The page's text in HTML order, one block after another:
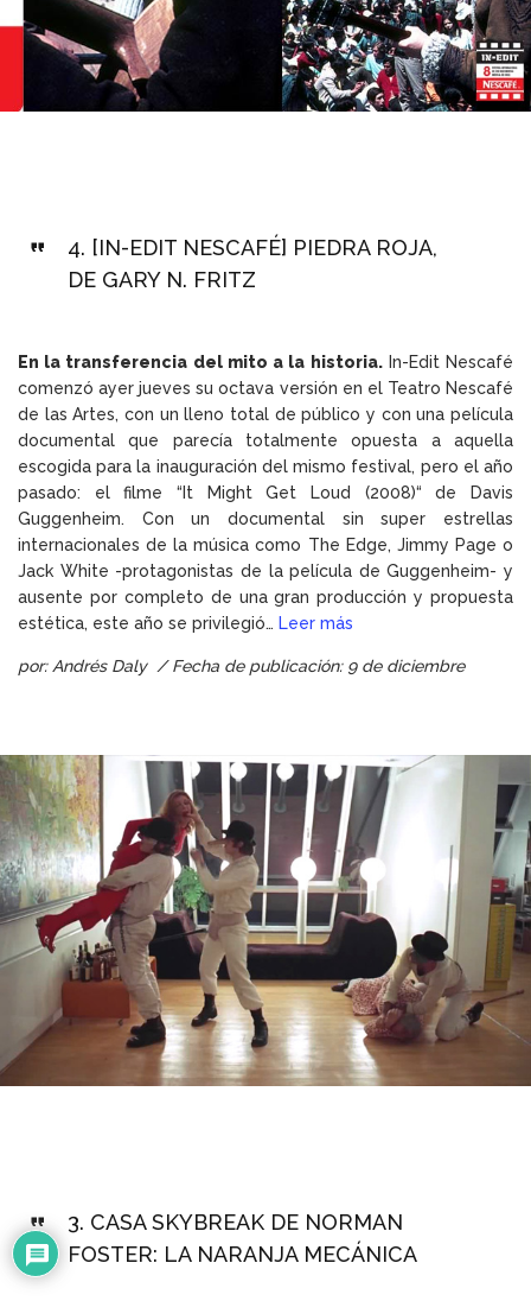
4. [IN-EDIT NESCAFÉ] PIEDRA ROJA,
DE GARY N. FRITZ
En la transferencia del mito a la historia.In-Edit Nescafé
comenzó ayer jueves su octava versión en el Teatro Nescafé
de las Artes, con un lleno total de público y con una película
documental que parecía totalmente opuesta a aquella
escogida para la inauguración del mismo festival, pero el año
pasado: el filme “It Might Get Loud (2008)“ de Davis
Guggenheim. Con un documental sin super estrellas
internacionales de la música como The Edge, Jimmy Page o
Jack White -protagonistas de la película de Guggenheim- y
ausente por completo de una gran producción y propuesta
estética, este año se privilegió… Leer más
por: Andrés Daly / Fecha de publicación: 9 de diciembre
3. CASA SKYBREAK DE NORMAN
FOSTER: LA NARANJA MECÁNICA